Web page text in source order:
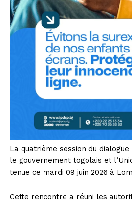
La quatrième session du
le gouvernement togolais et
tenue ce mardi 09 juin 2026 à
Cette rencontre a réuni les